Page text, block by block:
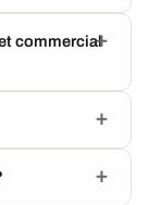
commercial